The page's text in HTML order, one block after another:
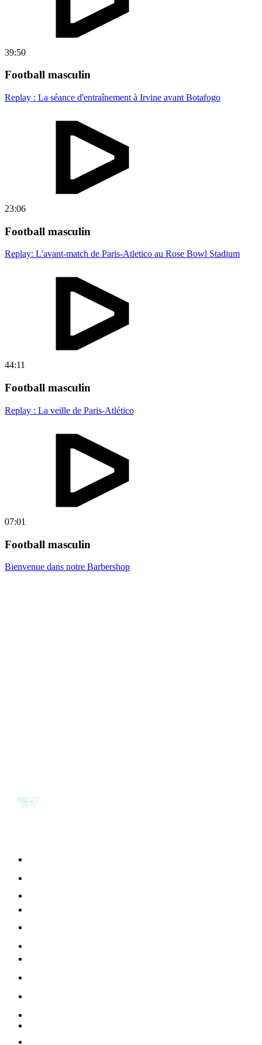
39:50
Football masculin
Replay : La séance d'entraînement à Irvine avant Botafogo
23:06
Football masculin
Replay: L'avant-match de Paris-Atletico au Rose Bowl Stadium
44:11
Football masculin
Replay : La veille de Paris-Atlético
07:01
Football masculin
Bienvenue dans notre Barbershop